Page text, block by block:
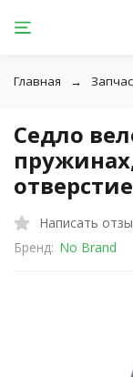
Главная
Седло
Написать
Бренд: No Brand